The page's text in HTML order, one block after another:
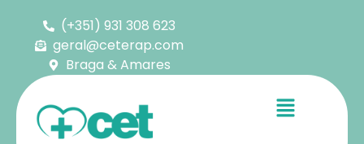
(+351) 931 308 623
geral@ceterap.com
Braga & Amares